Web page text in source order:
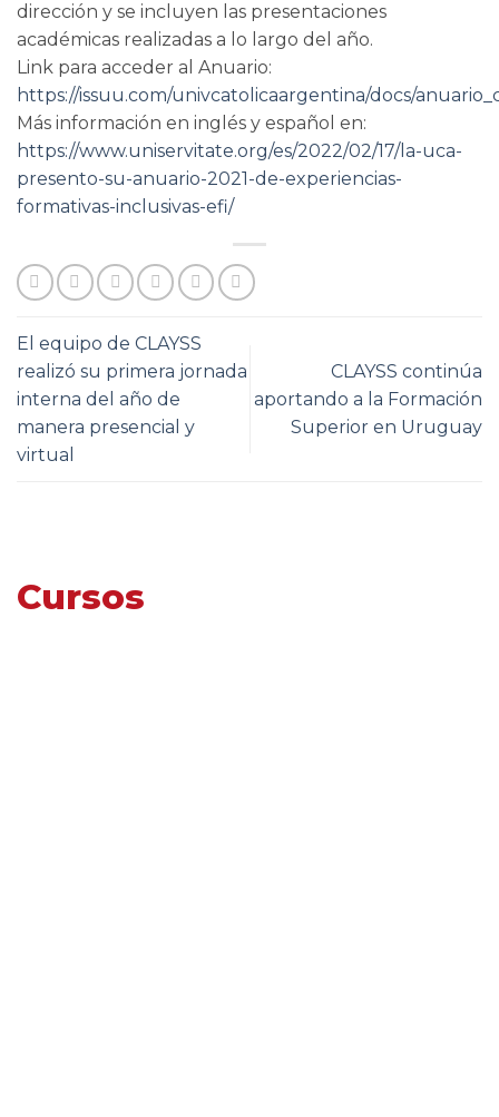
dirección y se incluyen las presentaciones
académicas realizadas a lo largo del año.
Link para acceder al Anuario:
https://issuu.com/univcatolicaargentina/docs/
Más información en inglés y español en:
https://www.uniservitate.org/es/2022/02/17/la-uca-
presento-su-anuario-2021-de-experiencias-
formativas-inclusivas-efi/
El equipo de CLAYSS
realizó su primera jornada
interna del año de
manera presencial y
virtual
CLAYSS continúa
aportando a la Formación
Superior en Uruguay
Cursos